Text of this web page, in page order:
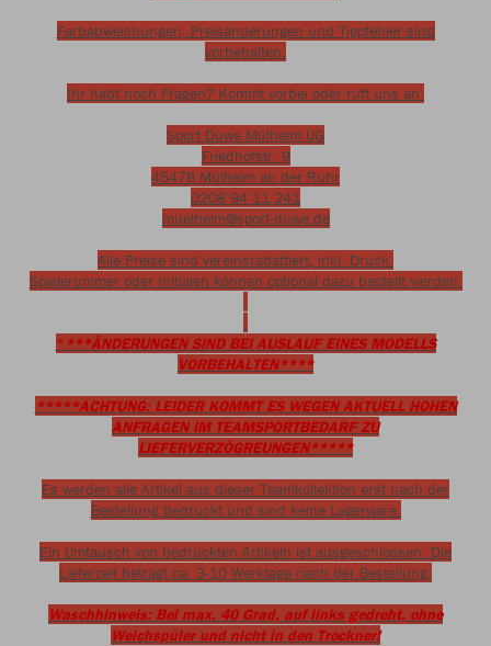
Farbabweichungen, Preisänderungen und Tippfehler sind
vorbehalten.
Ihr habt noch Fragen? Kommt vorbei oder ruft uns an.
Sport Duwe Mülheim UG
Friedhofstr. 9
45478 Mülheim an der Ruhr
0208 94 11 241
muelheim@sport-duwe.de
Alle Preise sind vereinsrabattiert, inkl. Druck.
Spielerummer oder Initialen können optional dazu bestellt werden.
* ***ÄNDERUNGEN SIND BEI AUSLAUF EINES MODELLS
VORBEHALTEN****
*****ACHTUNG: LEIDER KOMMT ES WEGEN AKTUELL HOHEN
ANFRAGEN IM TEAMSPORTBEDARF ZU
LIEFERVERZÖGREUNGEN*****
Es werden alle Artikel aus dieser Teamkollektion erst nach der
Bestellung bedruckt und sind keine Lagerware.
Ein Umtausch von bedruckten Artikeln ist ausgeschlossen. Die
Lieferzeit beträgt ca. 3-10 Werktage nach der Bestellung.
Waschhinweis: Bei max. 40 Grad, auf links gedreht, ohne
Weichspüler und nicht in den Trockner!